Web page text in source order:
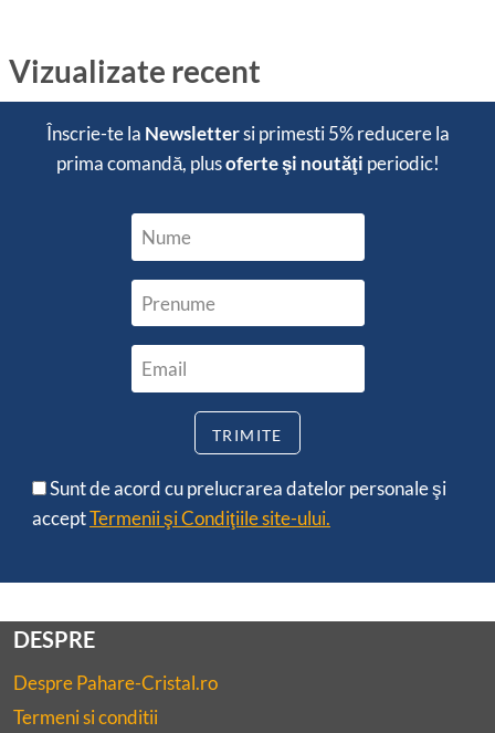
Vizualizate recent
Înscrie-te la Newslettersi primesti5% reducerela
prima comandă, plusoferte şi noutăţi periodic!
Sunt de acord cu prelucrarea datelor personale şi
acceptTermenii şi Condiţiile site-ului.
DESPRE
Despre Pahare-Cristal.ro
Termeni si conditii